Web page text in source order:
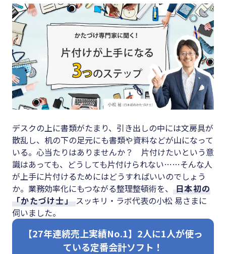
業務効率化
キーワード
#インボイス
#インボイス制度
#電子帳簿保存法
#資金調達
#DX
#生産性向上
#採用
#人材育成
#店舗経営
#電子帳
簿保存法
#集客
#資金調
#DX
#生産性
#採用
#人材育
#店舗経
#クラブ
デスクの上に書類がたまり、引き出しの中には文房具が
散乱し、机の下の足元にも書類や資料などが山になって
いる。心当たりはありませんか？ 片付けたいという意
識はあっても、どうしても片付けられない……そんな人
が上手に片付けるためにはどうすればいいのでしょう
か。業務効率化にもつながる整理整頓術を、
日本初の
「かたづけ士」 スッキリ・ラボ代表の小松 易さまに
伺いました。
【27年連続売上実績No.1】2人に1人が使っ
ている定番会計ソフト！